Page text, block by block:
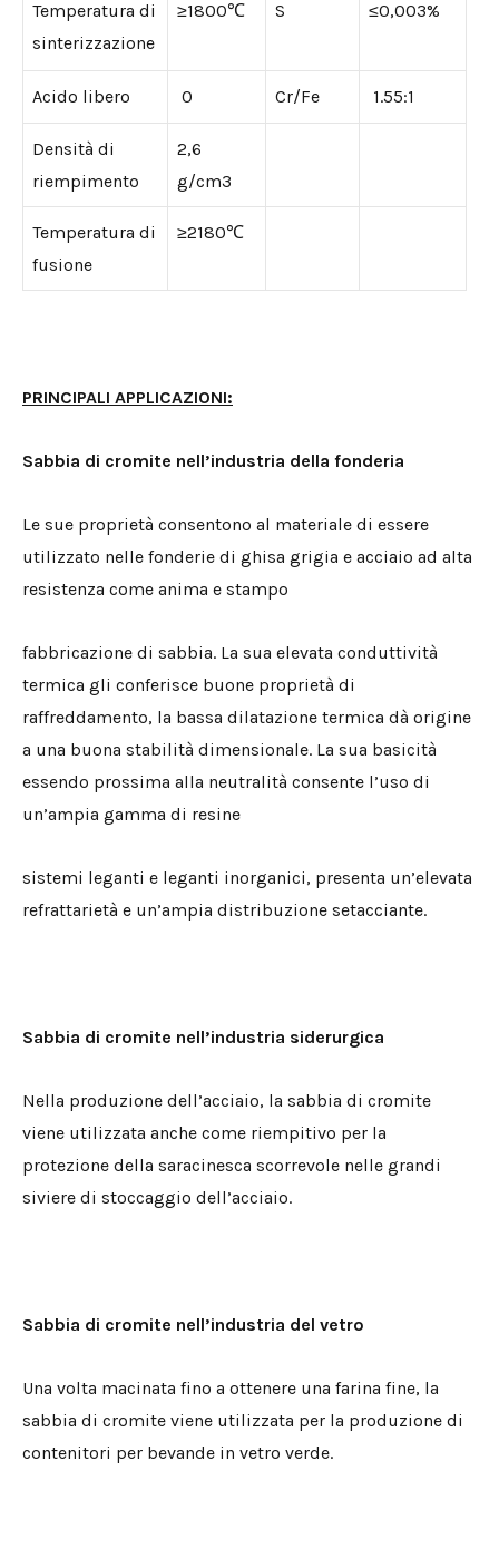
Temperatura di
sinterizzazione
≥1800℃ S ≤0,003%
Acido libero 0 Cr/Fe 1.55:1
Densità di
riempimento
2,6
g/cm3
Temperatura di
fusione
≥2180℃
PRINCIPALI APPLICAZIONI:
Sabbia di cromite nell’industria della fonderia
Le sue proprietà consentono al materiale di essere
utilizzato nelle fonderie di ghisa grigia e acciaio ad alta
resistenza come anima e stampo
fabbricazione di sabbia. La sua elevata conduttività
termica gli conferisce buone proprietà di
raffreddamento, la bassa dilatazione termica dà origine
a una buona stabilità dimensionale. La sua basicità
essendo prossima alla neutralità consente l’uso di
un’ampia gamma di resine
sistemi leganti e leganti inorganici, presenta un’elevata
refrattarietà e un’ampia distribuzione setacciante.
Sabbia di cromite nell’industria siderurgica
Nella produzione dell’acciaio, la sabbia di cromite
viene utilizzata anche come riempitivo per la
protezione della saracinesca scorrevole nelle grandi
siviere di stoccaggio dell’acciaio.
Sabbia di cromite nell’industria del vetro
Una volta macinata fino a ottenere una farina fine, la
sabbia di cromite viene utilizzata per la produzione di
contenitori per bevande in vetro verde.